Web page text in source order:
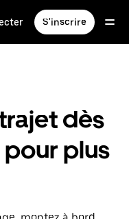
S'inscrire
dès
plus